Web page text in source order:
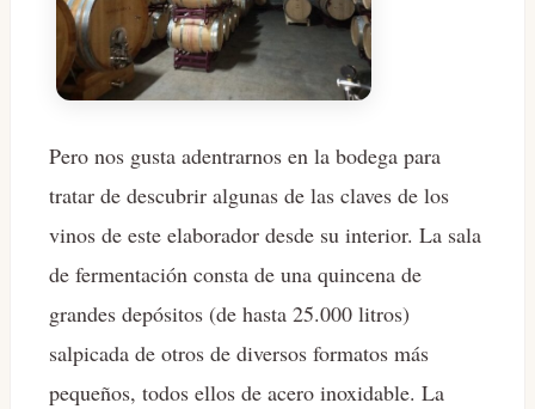
Pero nos gusta adentrarnos en la bodega para
tratar de descubrir algunas de las claves de los
vinos de este elaborador desde su interior. La sala
de fermentación consta de una quincena de
grandes depósitos (de hasta 25.000 litros)
salpicada de otros de diversos formatos más
pequeños, todos ellos de acero inoxidable. La